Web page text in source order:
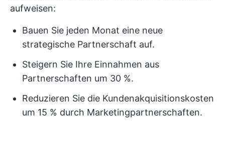
aufweisen:
Bauen Sie jeden Monat eine neue
strategische Partnerschaft auf.
Steigern Sie Ihre Einnahmen aus
Partnerschaften um 30 %.
Reduzieren Sie die Kundenakquisitionskosten
um 15 % durch Marketingpartnerschaften.